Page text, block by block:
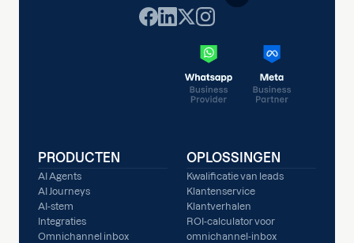
PRODUCTEN
AI Agents
AI Journeys
AI-stem
Integraties
Omnichannel inbox
OPLOSSINGEN
Kwalificatie van leads
Klantenservice
Klantverhalen
ROI-calculator voor
omnichannel-inbox